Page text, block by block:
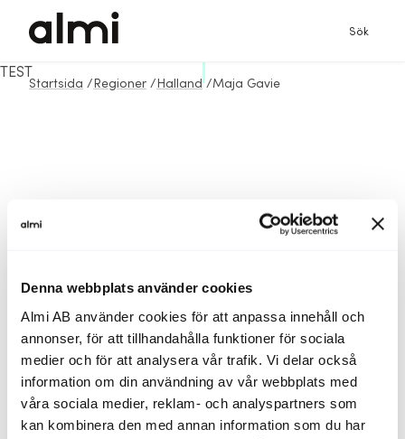
Denna webbplats använder cookies
Almi AB använder cookies för att anpassa innehåll och
annonser, för att tillhandahålla funktioner för sociala
medier och för att analysera vår trafik. Vi delar också
information om din användning av vår webbplats med
våra sociala medier, reklam- och analyspartners som
kan kombinera den med annan information som du har
Sök
Startsida / Regioner / Halland /Maja Gavie
TEST